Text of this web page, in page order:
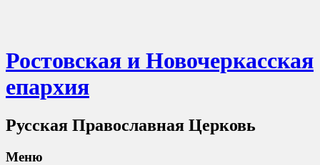
Ростовская и Новочеркасская
епархия
Русская Православная Церковь
Меню